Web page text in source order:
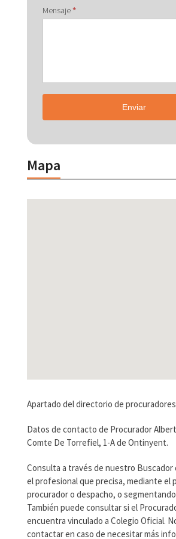
Mensaje*
Enviar
Mapa
Apartado del directorio de procuradores
Datos de contacto de Procurador
Comte De Torrefiel, 1-A de Ontinyent.
Consulta a través de nuestro Buscador
el profesional que precisa, mediante el
procurador o despacho, o
También puede consultar si el
encuentra vinculado a Colegio Oficial.
contactar en caso de necesitar más